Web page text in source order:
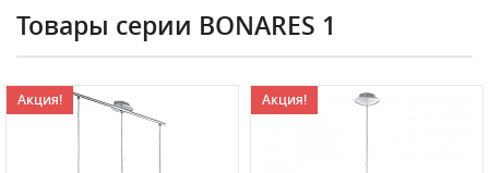
Товары серии BONARES 1
Акция! Акция!